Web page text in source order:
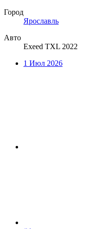
Город
Ярославль
Авто
Exeed TXL 2022
1 Июл 2026